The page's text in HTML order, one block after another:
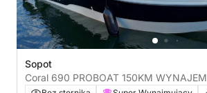
Sopot
Coral 690 PROBOAT 150KM WYNAJEM